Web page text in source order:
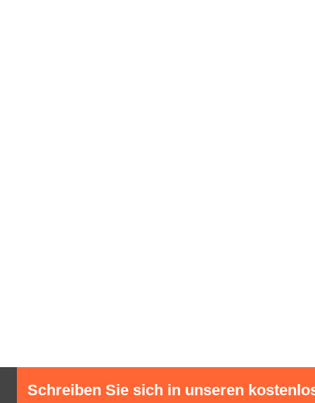
Schreiben Sie sich in unseren